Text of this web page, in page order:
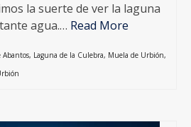
la suerte de ver la laguna
agua.… Read More
Abantos, Laguna de la Culebra, Muela de Urbión,